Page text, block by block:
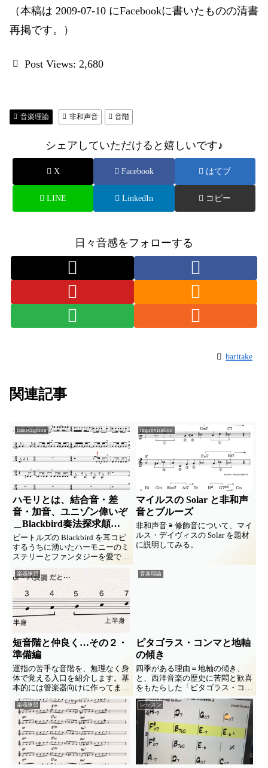
（本稿は 2009-07-10 にFacebookに書いたものの清書
再掲です。）
Post Views: 2,680
音楽理論 非和声音 音階
シェアしていただけると嬉しいです♪
X Facebook はてブ
LINE LinkedIn コピー
日々音感をフォローする
baritake
関連記事
transcription
ハモリとは、結合音・差
音・加音、ユニゾン偉いぞ
＿Blackbird奏法探求顛末
その２
ビートルズの Blackbird を耳コピ
するうちに湧いたハーモニーのミ
ステリーとファンタジーを愛でる
メモ書き。結合音・差音・共鳴・
倍音・ユニゾンの偉さ、などな
こえる音」を科学します。
improvisation
マイルスの Solar と非和声
音とブルーズ
非和声音 ≅ 修飾音について、マイ
ルス・デイヴィスの Solar を題材
に説明してみる。
楽器練習
短音階と仲良く…その２・
準備編
運指の苦手な音階を、無理なく身
体で覚える入口を紹介します。基
本的には管楽器向けに作ってます
が、どの楽器にも応用できるでし
ょう。
音楽理論
ピタゴラス・コンマと地軸
の傾き
四季がある理由＝地軸の傾き、
と、西洋音楽の歴史に苦悶と歓喜
をもたらした「ピタゴラス・コン
マ」とに不思議な共通性を見つけ
た！ってなファンタジーでっす
(^_^;
楽器練習 レッスン